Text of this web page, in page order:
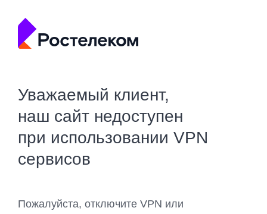
Уважаемый клиент,
наш сайт недоступен
при использовании VPN
сервисов
Пожалуйста, отключите VPN или